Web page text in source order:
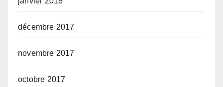
décembre 2017
novembre 2017
octobre 2017